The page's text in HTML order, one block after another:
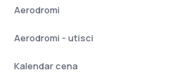
Aerodromi
Aerodromi - utisci
Kalendar cena